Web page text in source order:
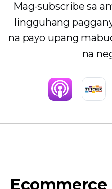
Mag-subscribe sa
lingguhang
na payo upang
na
Ecommerce